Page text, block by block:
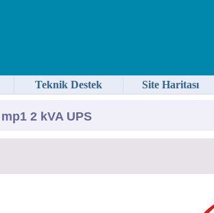
mp1 2 kVA UPS
Teknik Destek Site Haritası